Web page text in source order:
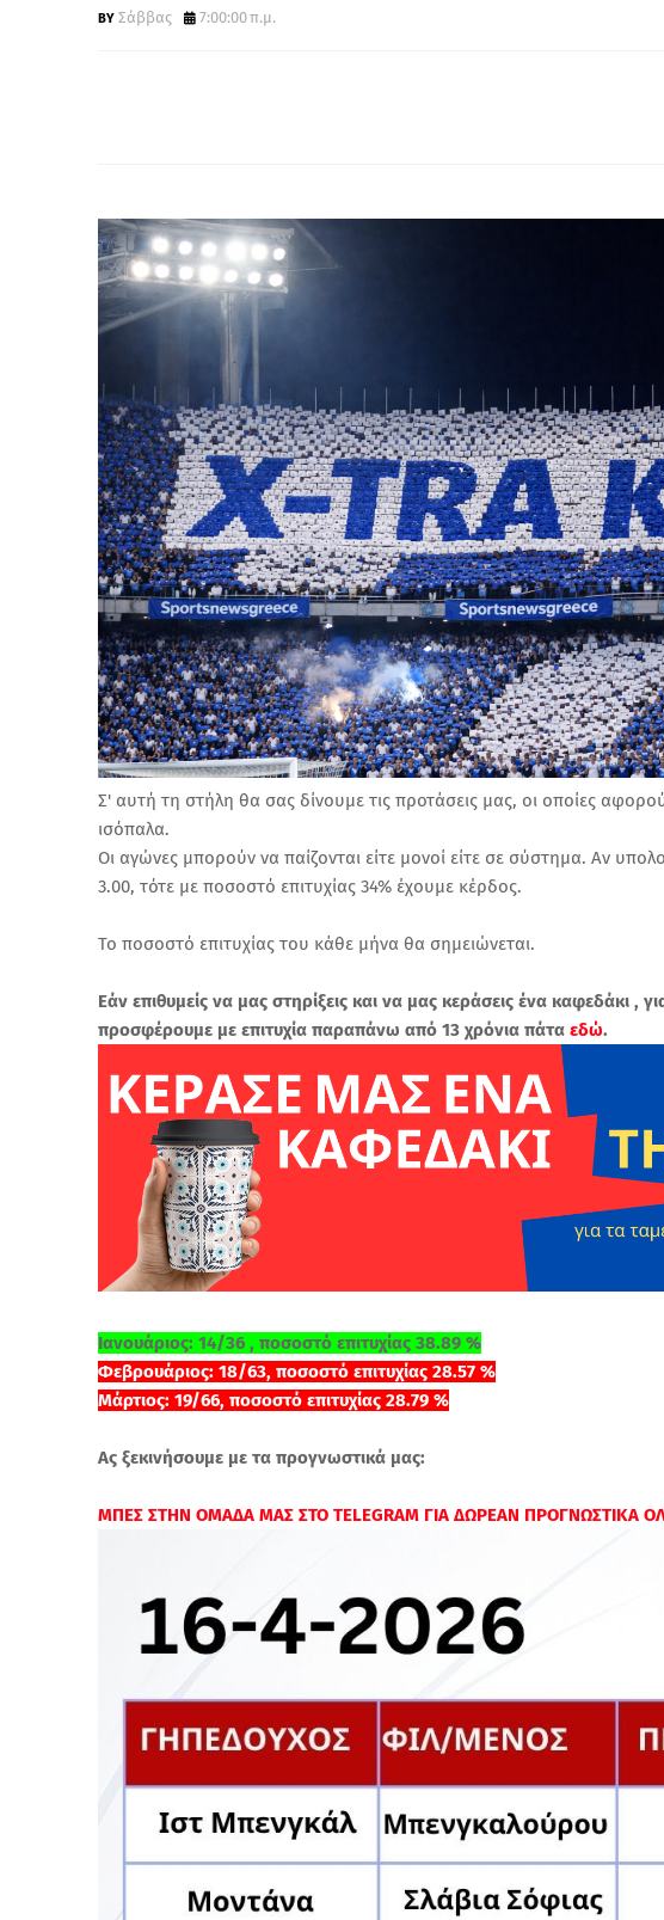
Σάββας 7:00:00 π.μ.
Σ' αυτή τη στήλη θα σας δίνουμε τις προτάσεις μας, οι οποίες
ισόπαλα.
Οι αγώνες μπορούν να παίζονται είτε μονοί είτε σε σύστημα. Αν
3.00, τότε με ποσοστό επιτυχίας 34% έχουμε κέρδος.
Το ποσοστό επιτυχίας του κάθε μήνα θα σημειώνεται.
Εάν επιθυμείς να μας στηρίξεις και να μας κεράσεις ένα καφεδάκι ,
προσφέρουμε με επιτυχία παραπάνω από 13 χρόνια πάτα εδώ.
Ιανουάριος: 14/36 , ποσοστό επιτυχίας 38.89 %
Φεβρουάριος: 18/63, ποσοστό επιτυχίας 28.57 %
Μάρτιος: 19/66, ποσοστό επιτυχίας 28.79 %
Ας ξεκινήσουμε με τα προγνωστικά μας:
ΜΠΕΣ ΣΤΗΝ ΟΜΑΔΑ ΜΑΣ ΣΤΟ TELEGRAM ΓΙΑ ΔΩΡΕΑΝ ΠΡΟΓΝΩΣΤΙΚΑ